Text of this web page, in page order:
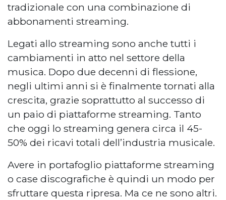
tradizionale con una combinazione di
abbonamenti streaming.
Legati allo streaming sono anche tutti i
cambiamenti in atto nel settore della
musica. Dopo due decenni di flessione,
negli ultimi anni si è finalmente tornati alla
crescita, grazie soprattutto al successo di
un paio di piattaforme streaming. Tanto
che oggi lo streaming genera circa il 45-
50% dei ricavi totali dell’industria musicale.
Avere in portafoglio piattaforme streaming
o case discografiche è quindi un modo per
sfruttare questa ripresa. Ma ce ne sono altri.